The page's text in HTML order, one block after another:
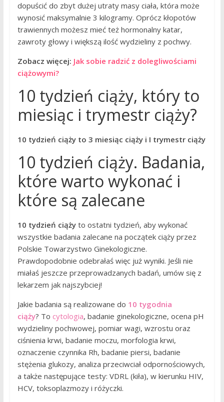
dopuścić do zbyt dużej utraty masy ciała, która może
wynosić maksymalnie 3 kilogramy. Oprócz kłopotów
trawiennych możesz mieć też hormonalny katar,
zawroty głowy i większą ilość wydzieliny z pochwy.
Zobacz więcej: Jak sobie radzić z dolegliwościami
ciążowymi?
10 tydzień ciąży, który to
miesiąc i trymestr ciąży?
10 tydzień ciąży to 3 miesiąc ciąży i I trymestr ciąży
10 tydzień ciąży. Badania,
które warto wykonać i
które są zalecane
10 tydzień ciążyto ostatni tydzień, aby wykonać
wszystkie badania zalecane na początek ciąży przez
Polskie Towarzystwo Ginekologiczne.
Prawdopodobnie odebrałaś więc już wyniki. Jeśli nie
miałaś jeszcze przeprowadzanych badań, umów się z
lekarzem jak najszybciej!
Jakie badania są realizowane do 10 tygodnia
ciąży? To cytologia, badanie ginekologiczne, ocena pH
wydzieliny pochwowej, pomiar wagi, wzrostu oraz
ciśnienia krwi, badanie moczu, morfologia krwi,
oznaczenie czynnika Rh, badanie piersi, badanie
stężenia glukozy, analiza przeciwciał odpornościowych,
a także następujące testy: VDRL (kiła), w kierunku HIV,
HCV, toksoplazmozy i różyczki.